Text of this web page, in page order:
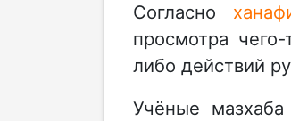
Согласно
просмотра
либо действий
Учёные